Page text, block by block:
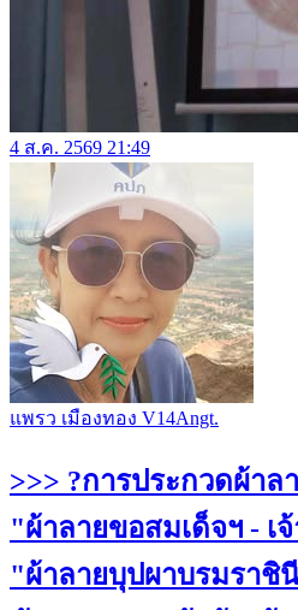
4 ส.ค. 2569 21:49
แพรว เมืองทอง V14Angt.
>>> ?การประกวดผ้าล
"ผ้าลายขอสมเด็จฯ - เ
"ผ้าลายบุปผาบรมราชิ